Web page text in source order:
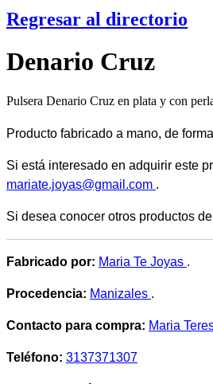
Regresar al directorio
Denario Cruz
Pulsera Denario Cruz en plata y con
Producto fabricado a mano, de
Si está interesado en adquirir este
mariate.joyas@gmail.com .
Si desea conocer otros productos de
Fabricado por: Maria Te Joyas .
Procedencia: Manizales .
Contacto para compra: Maria
Teléfono: 3137371307